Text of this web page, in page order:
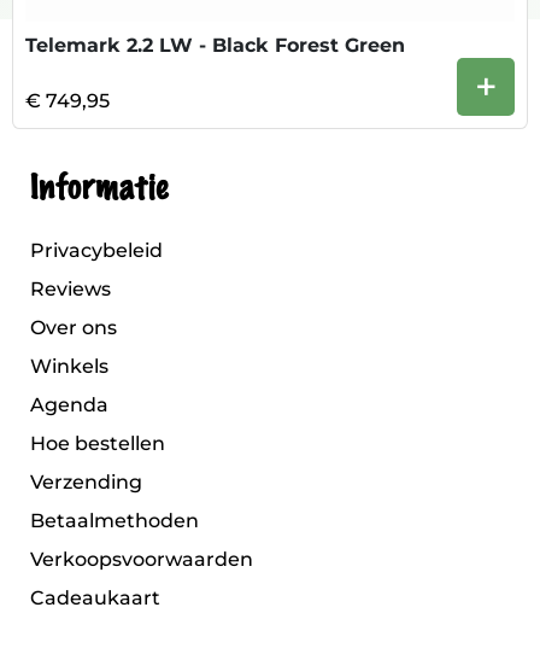
Telemark 2.2 LW - Black Forest Green
€ 749,95 +
Informatie
Privacybeleid
Reviews
Over ons
Winkels
Agenda
Hoe bestellen
Verzending
Betaalmethoden
Verkoopsvoorwaarden
Cadeaukaart